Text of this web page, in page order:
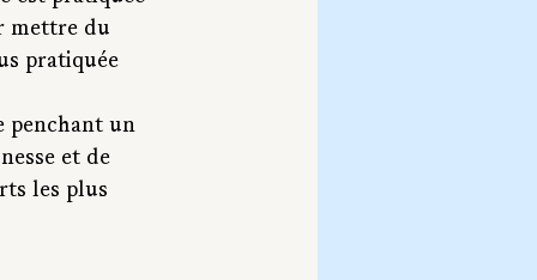
mettre du
pratiquée
penchant un
et de
les plus